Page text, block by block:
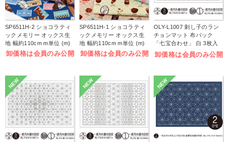
SP6511H-2 ショコラティ
ックメモリー オックス生
地 幅約110cm m単位 (m)
卸価格は会員のみ公開
SP6511H-1 ショコラティ
ックメモリー オックス生
地 幅約110cm m単位 (m)
卸価格は会員のみ公開
OLY-L1007 刺し子のラン
チョンマット 布パック
「七宝合わせ」 白 3枚入
(袋)
卸価格は会員のみ公開
NEW NEW NEW